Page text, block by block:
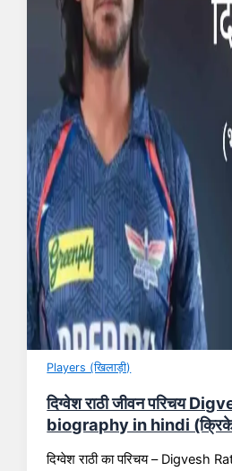
Players (खिलाड़ी)
दिग्वेश राठी जीवन परिचय
biography in hindi
दिग्वेश राठी का परिचय –